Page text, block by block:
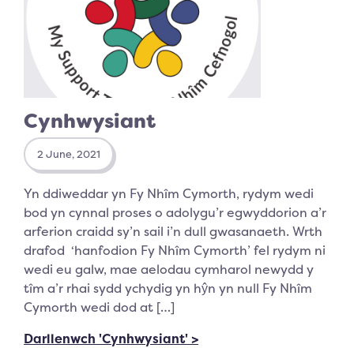
Cynhwysiant
2 June, 2021
Yn ddiweddar yn Fy Nhîm Cymorth, rydym wedi
bod yn cynnal proses o adolygu’r egwyddorion a’r
arferion craidd sy’n sail i’n dull gwasanaeth. Wrth
drafod ‘hanfodion Fy Nhîm Cymorth’ fel rydym ni
wedi eu galw, mae aelodau cymharol newydd y
tîm a’r rhai sydd ychydig yn hŷn yn null Fy Nhîm
Cymorth wedi dod at […]
Darllenwch 'Cynhwysiant' >